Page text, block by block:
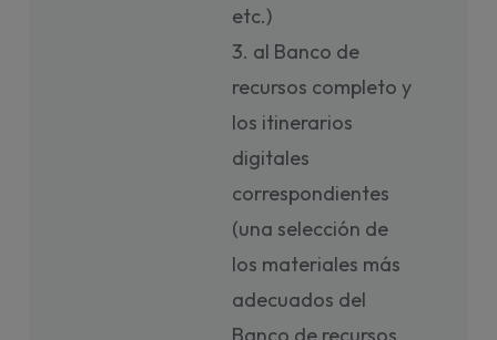
etc.)
al Banco de
recursos completo y
los itinerarios
digitales
correspondientes
(una selección de
los materiales más
adecuados del